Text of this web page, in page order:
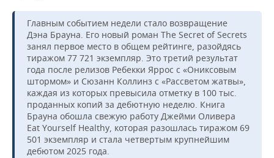
ФИГУРНОЕ КАТАНИЕ
ВОДНЫЕ ВИДЫ СПОРТА
ХОККЕЙ С МЯЧОМ
МЕДИЦИНА
ОБРАЗОВАНИЕ
ПРОИСШЕСТВИЯ
Главным событием недели стало возвращение
Дэна Брауна. Его новый роман The Secret of Secrets
занял первое место в общем рейтинге, разойдясь
тиражом 77 721 экземпляр. Это третий результат
года после релизов Ребекки Яррос с «Ониксовым
штормом» и Сюзанн Коллинз с «Рассветом жатвы»,
каждая из которых превысила отметку в 100 тыс.
проданных копий за дебютную неделю. Книга
Брауна обошла свежую работу Джейми Оливера
Eat Yourself Healthy, которая разошлась тиражом 69
501 экземпляр и стала четвертым крупнейшим
дебютом 2025 года.